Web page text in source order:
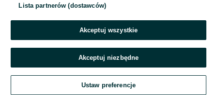
Zadzwoń / SMS
Lista partnerów (dostawców)
Akceptuj wszystkie
Akceptuj niezbędne
Ustaw preferencje